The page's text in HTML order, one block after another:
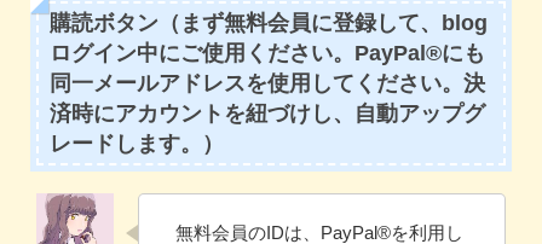
購読ボタン（まず無料会員に登録して、blog
ログイン中にご使用ください。PayPal®にも
同一メールアドレスを使用してください。決
済時にアカウントを紐づけし、自動アップグ
レードします。）
無料会員のIDは、PayPal®️を利用し